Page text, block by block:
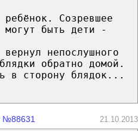
Созревшее
могут быть дети -
непослушного
обратно домой.
в сторону блядок...
№88631 21.10.2013